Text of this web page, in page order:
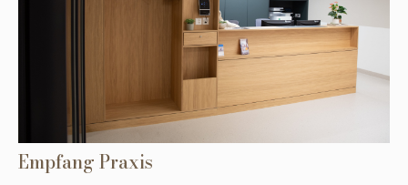
Empfang Praxis